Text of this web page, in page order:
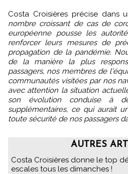
Costa Croisières précise dans
nombre croissant de cas de
européenne pousse les
renforcer leurs mesures de
propagation de la pandémie.
de la manière la plus
passagers, nos membres de
communautés visitées par nos
avec attention la situation
son évolution conduise à
supplémentaires, ce qui aurait
toute sécurité de nos passagers
AUTRES
Costa Croisières donne le top
escales tous les dimanches !